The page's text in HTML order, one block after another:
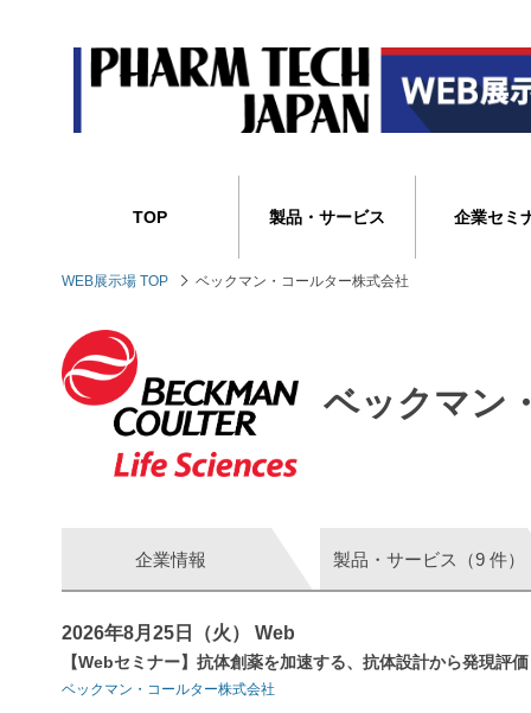
TOP 製品・サービス 企業セミ
WEB展示場 TOP ベックマン・コールター株式会社
ベックマン
企業情報 製品・サービス（9 件）
2026年8月25日（火） Web
【Webセミナー】抗体創薬を加速する、抗体設計から発現評
ベックマン・コールター株式会社